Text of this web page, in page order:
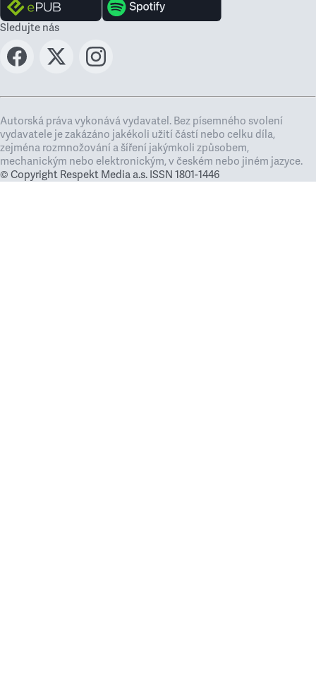
Sledujte nás
Autorská práva vykonává vydavatel. Bez písemného svolení
vydavatele je zakázáno jakékoli užití částí nebo celku díla,
zejména rozmnožování a šíření jakýmkoli způsobem,
mechanickým nebo elektronickým, v českém nebo jiném jazyce.
© Copyright Respekt Media a.s. ISSN 1801-1446